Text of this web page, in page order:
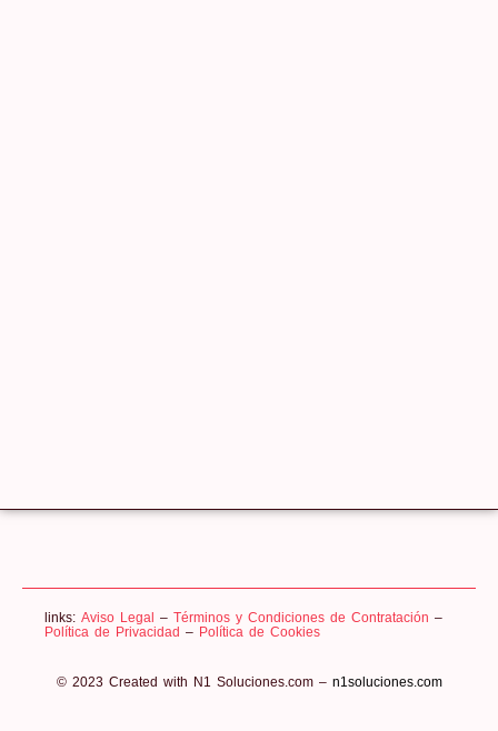
links: Aviso Legal – Términos y Condiciones de Contratación –
Política de Privacidad – Política de Cookies
© 2023 Created with N1 Soluciones.com – n1soluciones.com